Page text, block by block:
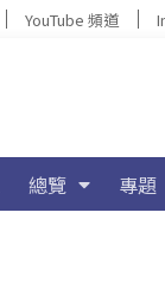
YouTube 頻道
總覽 專題